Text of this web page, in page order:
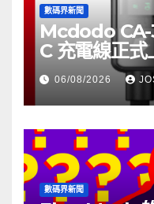
數碼界新聞
Mcdodo
C 充電線正式
06/08/2026
數碼界新聞